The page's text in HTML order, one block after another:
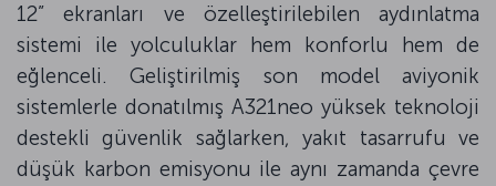
12” ekranları ve özelleştirilebilen aydınlatma
sistemi ile yolculuklar hem konforlu hem de
eğlenceli. Geliştirilmiş son model aviyonik
sistemlerle donatılmış A321neo yüksek teknoloji
destekli güvenlik sağlarken, yakıt tasarrufu ve
düşük karbon emisyonu ile aynı zamanda çevre